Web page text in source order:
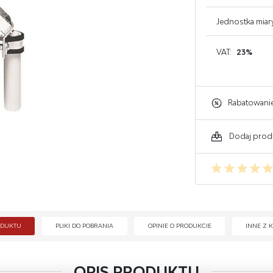
GAŚNICE DO ELEKTRONIKI
Jednostka
VAT: 23%
Dodaj
PLIKI DO POBRANIA OPINIE O PRODUKCIE INNE Z